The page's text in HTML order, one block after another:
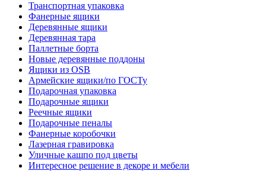
Транспортная упаковка
Фанерные ящики
Деревянные ящики
Деревянная тара
Паллетные борта
Новые деревянные поддоны
Ящики из OSB
Армейские ящики/по ГОСТу
Подарочная упаковка
Подарочные ящики
Реечные ящики
Подарочные пеналы
Фанерные коробочки
Лазерная гравировка
Уличные кашпо под цветы
Интересное решение в декоре и мебели